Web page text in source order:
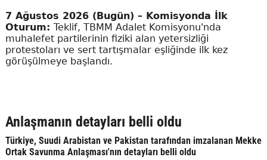
7 Ağustos 2026 (Bugün) – Komisyonda İlk
Oturum: Teklif, TBMM Adalet Komisyonu'nda
muhalefet partilerinin fiziki alan yetersizliği
protestoları ve sert tartışmalar eşliğinde ilk kez
görüşülmeye başlandı.
Anlaşmanın detayları belli oldu
Türkiye, Suudi Arabistan ve Pakistan tarafından imzalanan Mekke
Ortak Savunma Anlaşması'nın detayları belli oldu